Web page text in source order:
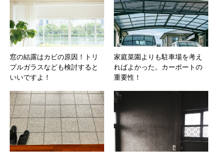
窓の結露はカビの原因！トリ
プルガラスなども検討すると
いいですよ！
家庭菜園よりも駐車場を考え
ればよかった。カーポートの
重要性！